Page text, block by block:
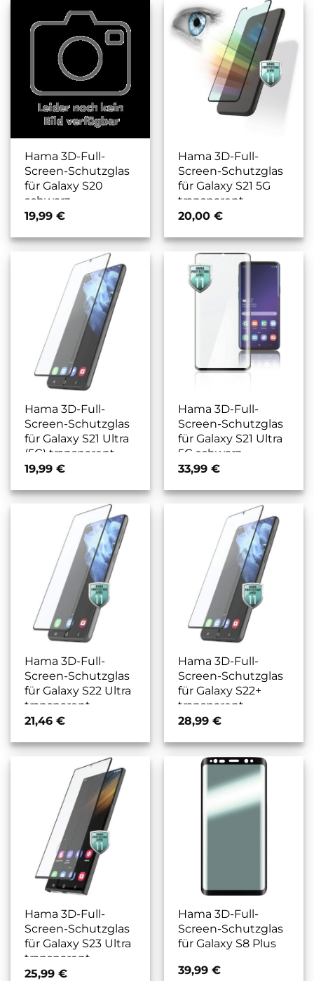
Hama 3D-Full-
Screen-Schutzglas
für Galaxy S20
schwarz
19,99 €
Hama 3D-Full-
Screen-Schutzglas
für Galaxy S21 5G
transparent
20,00 €
Hama 3D-Full-
Screen-Schutzglas
für Galaxy S21 Ultra
(5G) transparent
19,99 €
Hama 3D-Full-
Screen-Schutzglas
für Galaxy S21 Ultra
5G schwarz
33,99 €
Hama 3D-Full-
Screen-Schutzglas
für Galaxy S22 Ultra
transparent
21,46 €
Hama 3D-Full-
Screen-Schutzglas
für Galaxy S22+
transparent
28,99 €
Hama 3D-Full-
Screen-Schutzglas
für Galaxy S23 Ultra
transparent
25,99 €
Hama 3D-Full-
Screen-Schutzglas
für Galaxy S8 Plus
39,99 €